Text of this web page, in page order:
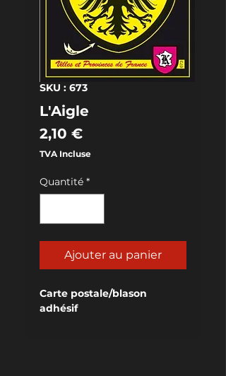
SKU : 673
L'Aigle
2,10 €Prix
TVA Incluse
Quantité *
Ajouter au panier
Carte postale/blason
adhésif